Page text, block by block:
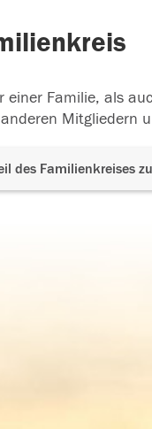
Familie, als
Mitgliedern
des Familienkreises